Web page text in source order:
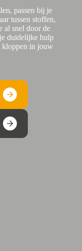
passen bij je
tussen stoffen,
al snel door de
duidelijke hulp
kloppen in jouw